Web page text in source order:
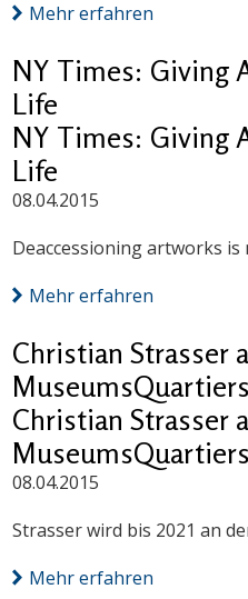
Mehr erfahren
NY Times: Giving
Life
NY Times: Giving
Life
08.04.2015
Deaccessioning artworks
Mehr erfahren
Christian Strasser
Christian Strasser
08.04.2015
Strasser wird bis 2021 an
Mehr erfahren